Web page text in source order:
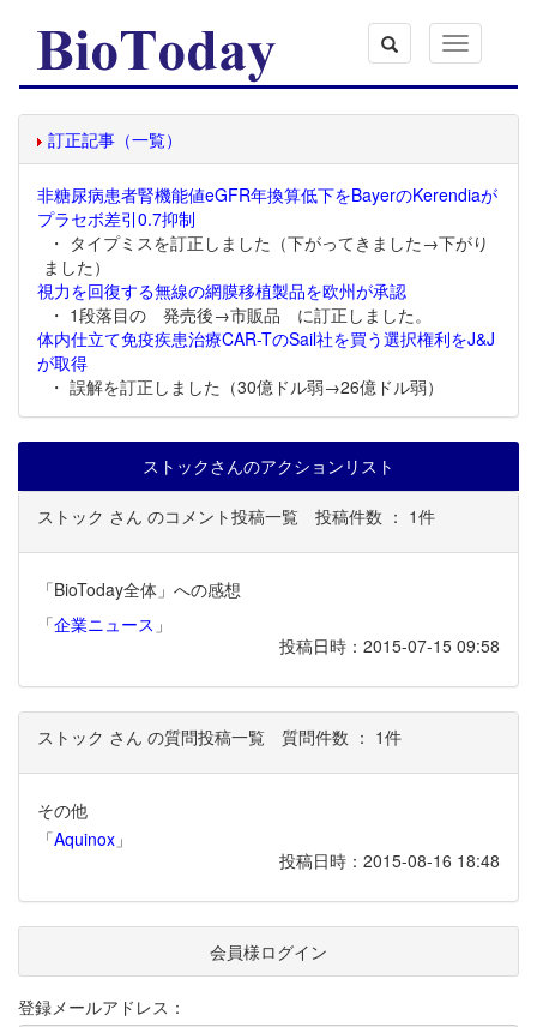
Toggle
navigation
訂正記事（一覧）
非糖尿病患者腎機能値eGFR年換算低下をBayerのKerendiaが
プラセボ差引0.7抑制
・ タイプミスを訂正しました（下がってきました→下がり
ました）
視力を回復する無線の網膜移植製品を欧州が承認
・ 1段落目の 発売後→市販品 に訂正しました。
体内仕立て免疫疾患治療CAR-TのSail社を買う選択権利をJ&J
が取得
・ 誤解を訂正しました（30億ドル弱→26億ドル弱）
ストックさんのアクションリスト
ストック さん のコメント投稿一覧 投稿件数 ： 1件
「BioToday全体」への感想
「企業ニュース 」
投稿日時：2015-07-15 09:58
ストック さん の質問投稿一覧 質問件数 ： 1件
その他
「Aquinox 」
投稿日時：2015-08-16 18:48
会員様ログイン
登録メールアドレス：